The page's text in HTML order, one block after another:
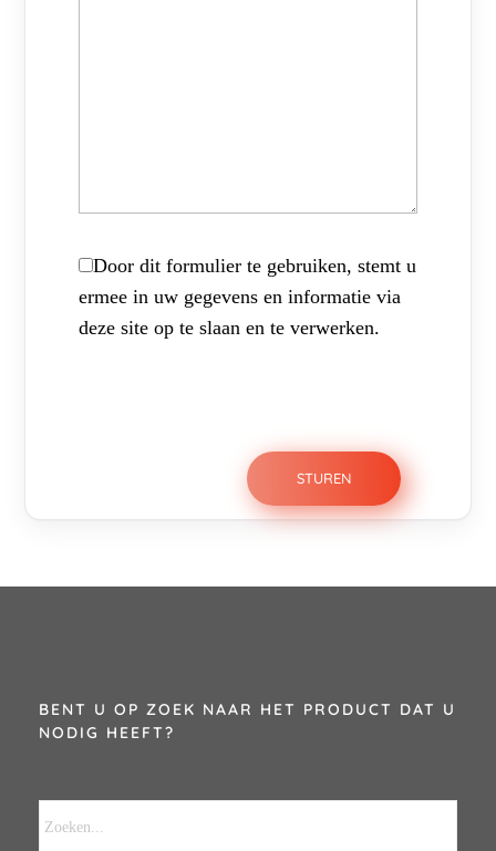
Door dit formulier te gebruiken, stemt u
ermee in uw gegevens en informatie via
deze site op te slaan en te verwerken.
BENT U OP ZOEK NAAR HET PRODUCT DAT U
NODIG HEEFT?